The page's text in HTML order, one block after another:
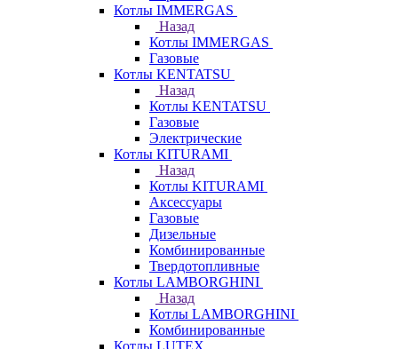
Котлы IMMERGAS
Назад
Котлы IMMERGAS
Газовые
Котлы KENTATSU
Назад
Котлы KENTATSU
Газовые
Электрические
Котлы KITURAMI
Назад
Котлы KITURAMI
Аксессуары
Газовые
Дизельные
Комбинированные
Твердотопливные
Котлы LAMBORGHINI
Назад
Котлы LAMBORGHINI
Комбинированные
Котлы LUTEX